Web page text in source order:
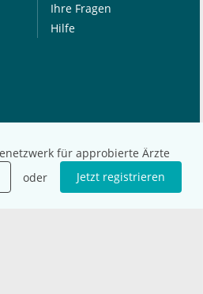
für approbierte Ärzte
oder Jetzt registrieren
Ihre Fragen
Hilfe
Social Media
Youtube